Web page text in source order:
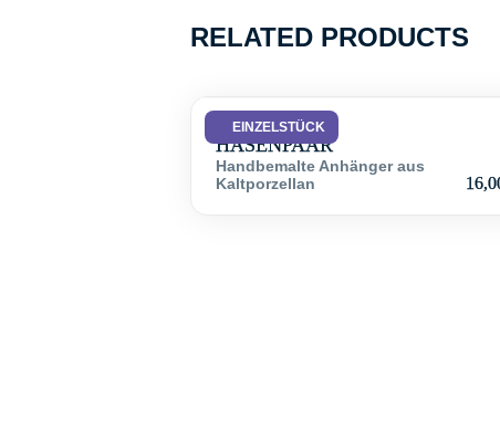
RELATED PRODUCTS
OSTERSCHMUCK
HASENPAAR
Handbemalte Anhänger aus
Kaltporzellan
EINZELSTÜCK